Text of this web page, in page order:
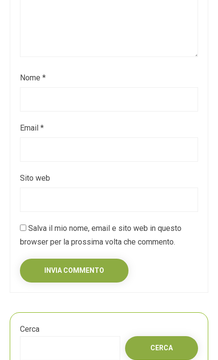
Nome *
Email *
Sito web
Salva il mio nome, email e sito web in questo
browser per la prossima volta che commento.
Cerca
CERCA